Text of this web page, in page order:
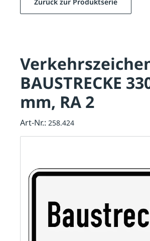
BAUSTRECKE
mm, RA 2
Art-Nr.: 258.424